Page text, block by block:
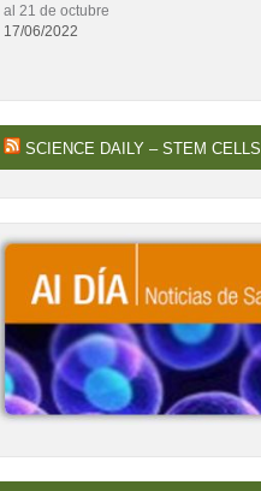
al 21 de octubre
17/06/2022
SCIENCE DAILY – STEM CELLS